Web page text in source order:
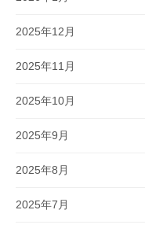
2025年12月
2025年11月
2025年10月
2025年9月
2025年8月
2025年7月